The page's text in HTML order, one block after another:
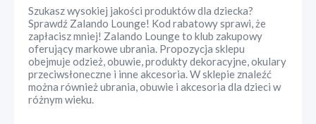
Szukasz wysokiej jakości produktów dla dziecka?
Sprawdź Zalando Lounge! Kod rabatowy sprawi, że
zapłacisz mniej! Zalando Lounge to klub zakupowy
oferujący markowe ubrania. Propozycja sklepu
obejmuje odzież, obuwie, produkty dekoracyjne, okulary
przeciwsłoneczne i inne akcesoria. W sklepie znaleźć
można również ubrania, obuwie i akcesoria dla dzieci w
różnym wieku.